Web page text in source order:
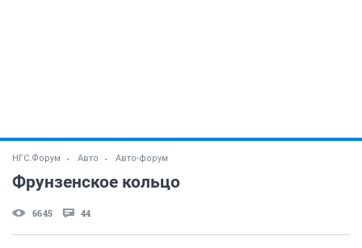
НГС.Форум Авто Авто-форум
Фрунзенское кольцо
6645 44